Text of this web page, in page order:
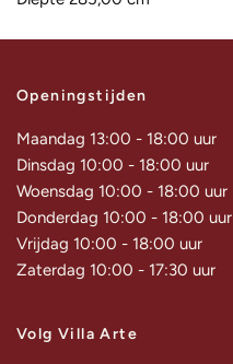
Openingstijden
Maandag 13:00 - 18:00 uur
Dinsdag 10:00 - 18:00 uur
Woensdag 10:00 - 18:00 uur
Donderdag 10:00 - 18:00 uur
Vrijdag 10:00 - 18:00 uur
Zaterdag 10:00 - 17:30 uur
Volg Villa Arte